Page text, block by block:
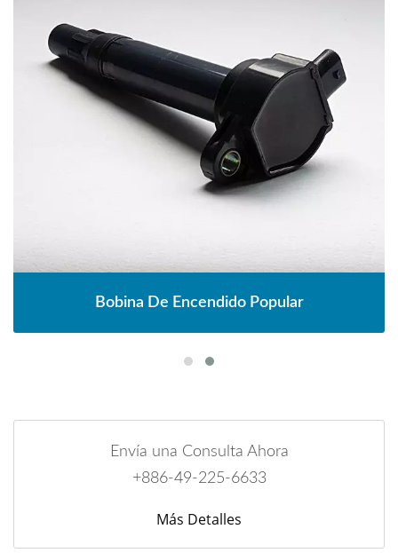
Bobina De Encendido Popular
Envía una Consulta Ahora
+886-49-225-6633
Más Detalles